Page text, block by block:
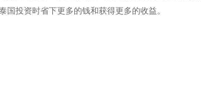
投资时省下更多的钱和获得更多的收益。